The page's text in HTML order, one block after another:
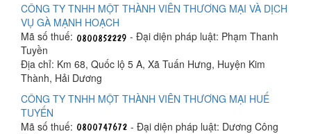
CÔNG TY TNHH MỘT THÀNH VIÊN THƯƠNG MẠI VÀ DỊCH
VỤ GÀ MẠNH HOẠCH
Mã số thuế:
- Đại diện pháp luật: Phạm Thanh
Tuyền
Địa chỉ: Km 68, Quốc lộ 5 A, Xã Tuấn Hưng, Huyện Kim
Thành, Hải Dương
CÔNG TY TNHH MỘT THÀNH VIÊN THƯƠNG MẠI HUẾ
TUYẾN
Mã số thuế:
- Đại diện pháp luật: Dương Công